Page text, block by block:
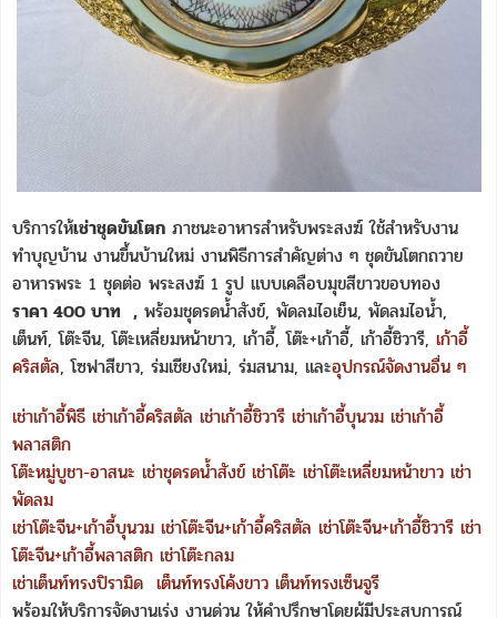
บริการให้เช่าชุดขันโตก ภาชนะอาหารสำหรับพระสงฆ์ ใช้สำหรับงาน
ทำบุญบ้าน งานขึ้นบ้านใหม่ งานพิธีการสำคัญต่าง ๆ ชุดขันโตกถวาย
อาหารพระ 1 ชุดต่อ พระสงฆ์ 1 รูป แบบเคลือบมุขสีขาวขอบทอง
ราคา 400 บาท , พร้อมชุดรดน้ำสังข์, พัดลมไอเย็น, พัดลมไอน้ำ,
เต็นท์, โต๊ะจีน, โต๊ะเหลี่ยมหน้าขาว, เก้าอี้, โต๊ะ+เก้าอี้, เก้าอี้ชิวารี, เก้าอี้
คริสตัล, โซฟาสีขาว, ร่มเชียงใหม่, ร่มสนาม, และอุปกรณ์จัดงานอื่น ๆ
เช่าเก้าอี้พิธี เช่าเก้าอี้คริสตัล เช่าเก้าอี้ชิวารี เช่าเก้าอี้บุนวม เช่าเก้าอี้
พลาสติก
โต๊ะหมู่บูชา-อาสนะ เช่าชุดรดน้ำสังข์ เช่าโต๊ะ เช่าโต๊ะเหลี่ยมหน้าขาว เช่า
พัดลม
เช่าโต๊ะจีน+เก้าอี้บุนวม เช่าโต๊ะจีน+เก้าอี้คริสตัล เช่าโต๊ะจีน+เก้าอี้ชิวารี เช่า
โต๊ะจีน+เก้าอี้พลาสติก เช่าโต๊ะกลม
เช่าเต็นท์ทรงปิรามิด เต็นท์ทรงโค้งขาว เต็นท์ทรงเซ็นจูรี
พร้อมให้บริการจัดงานเร่ง งานด่วน ให้คำปรึกษาโดยผู้มีประสบการณ์